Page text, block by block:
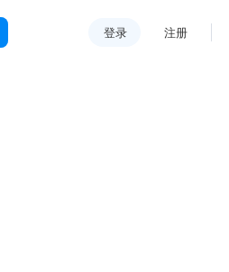
登录 注册